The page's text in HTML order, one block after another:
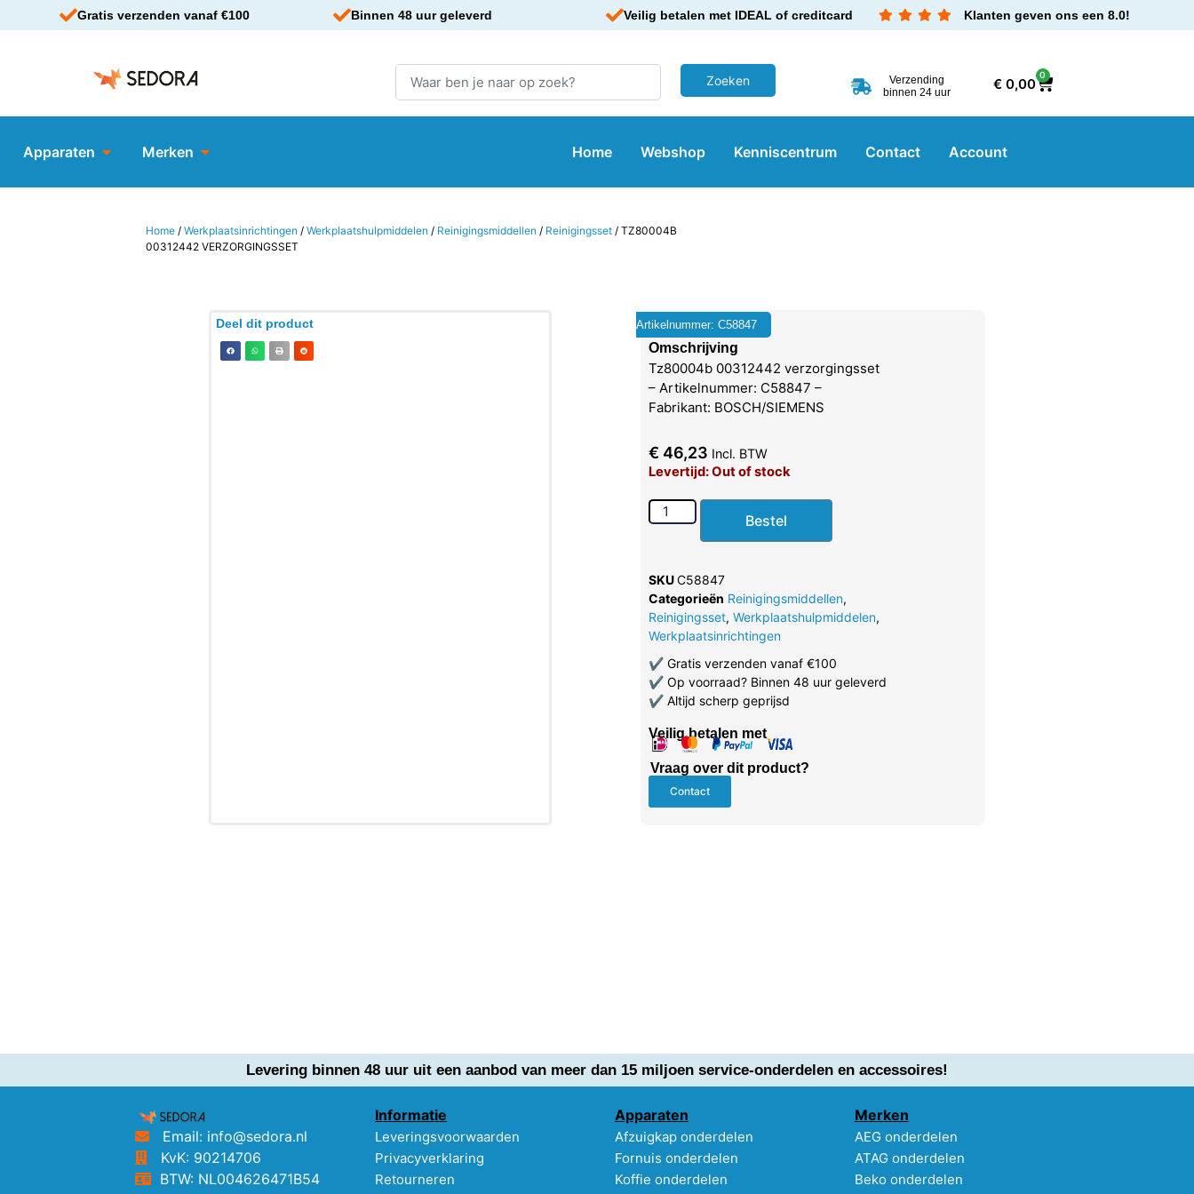
Gratis verzenden vanaf €100 Binnen 48 uur geleverd Veilig betalen met IDEAL of creditcard Klanten geven ons een 8.0!
Verzending
binnen 24 uur
€0,00
0
Apparaten Merken Home Webshop Kenniscentrum Contact Account
Home /Werkplaatsinrichtingen /Werkplaatshulpmiddelen / Reinigingsmiddellen / Reinigingsset / TZ80004B
00312442 VERZORGINGSSET
Deel dit product Artikelnummer: C58847
Omschrijving
Tz80004b 00312442 verzorgingsset
– Artikelnummer: C58847 –
Fabrikant: BOSCH/SIEMENS
€ 46,23 Incl. BTW
Levertijd: Out of stock
Bestel
SKUC58847
Categorieën Reinigingsmiddellen,
Reinigingsset, Werkplaatshulpmiddelen,
Werkplaatsinrichtingen
✔Gratis verzenden vanaf €100
✔Op voorraad? Binnen 48 uur geleverd
✔Altijd scherp geprijsd
Veilig betalen met
Vraag over dit product?
Contact
Levering binnen 48 uur uit een aanbod van meer dan 15 miljoen service-onderdelen en accessoires!
Email: info@sedora.nl
KvK: 90214706
BTW: NL004626471B54
Informatie
Leveringsvoorwaarden
Privacyverklaring
Retourneren
Apparaten
Afzuigkap onderdelen
Fornuis onderdelen
Koffie onderdelen
Merken
AEG onderdelen
ATAG onderdelen
Beko onderdelen